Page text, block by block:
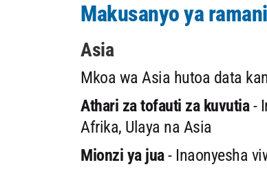
Makusanyo ya
Asia
Mkoa wa Asia hutoa data
Athari za tofauti za kuvutia-
Afrika, Ulaya na Asia
Mionzi ya jua- Inaonyesha